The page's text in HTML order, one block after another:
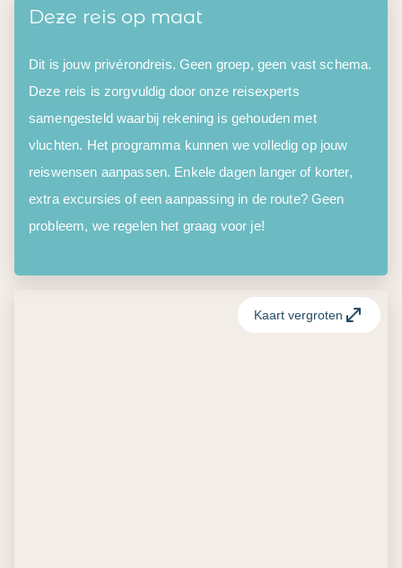
Deze reis op maat
Dit is jouw privérondreis. Geen groep, geen vast schema.
Deze reis is zorgvuldig door onze reisexperts
samengesteld waarbij rekening is gehouden met
vluchten. Het programma kunnen we volledig op jouw
reiswensen aanpassen. Enkele dagen langer of korter,
extra excursies of een aanpassing in de route? Geen
probleem, we regelen het graag voor je!
Kaart vergroten